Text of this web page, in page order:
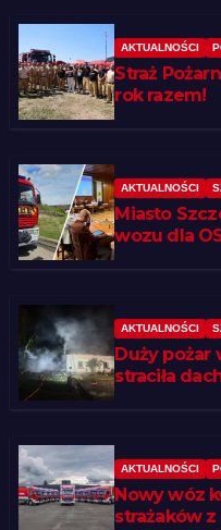
AKTUALNOŚCI
Straż
rok razem!
AKTUALNOŚCI
Miasto
wozu dla
AKTUALNOŚCI
Duży pożar
straciła
AKTUALNOŚCI
Nowy wóz
strażaków z